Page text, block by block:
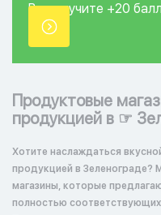
Вы получите +20
точки.
Продуктовые
продукцией в ☞
Хотите наслаждаться
продукцией в Зеленограде?
магазины, которые
полностью